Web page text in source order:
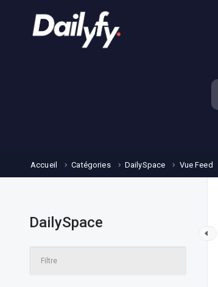
Accueil Catégories DailySpace Vue Feed
DailySpace